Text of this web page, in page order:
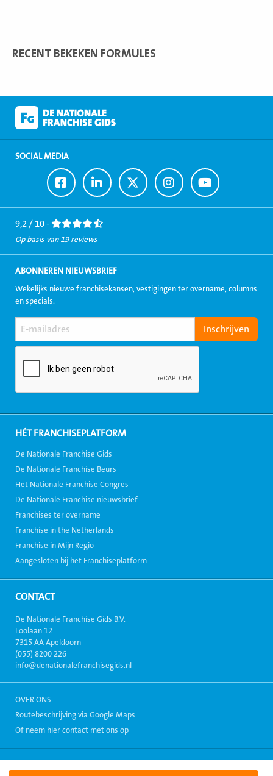
RECENT BEKEKEN FORMULES
SOCIAL MEDIA
Ga
naar
Facebook
Ga
naar
LinkedIn
Ga
naar
Twitter
Ga
naar
Instagram
Ga
naar
Youtube
9,2 / 10 -
Op basis van 19 reviews
ABONNEREN NIEUWSBRIEF
Wekelijks nieuwe franchisekansen, vestigingen ter overname, columns
en specials.
HÉT FRANCHISEPLATFORM
De Nationale Franchise Gids
De Nationale Franchise Beurs
Het Nationale Franchise Congres
De Nationale Franchise nieuwsbrief
Franchises ter overname
Franchise in the Netherlands
Franchise in Mijn Regio
Aangesloten bij het Franchiseplatform
CONTACT
De Nationale Franchise Gids B.V.
Loolaan 12
7315 AA Apeldoorn
(055) 8200 226
info@denationalefranchisegids.nl
OVER ONS
Routebeschrijving via Google Maps
Of neem hier contact met ons op